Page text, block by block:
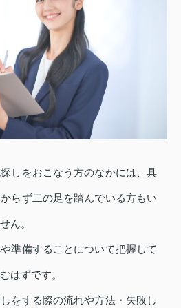
しをおこなう方のなかには、具
らず二の足を踏んでいる方もい
ん。
準備することについて把握して
はずです。
をする際の流れや方法・失敗し